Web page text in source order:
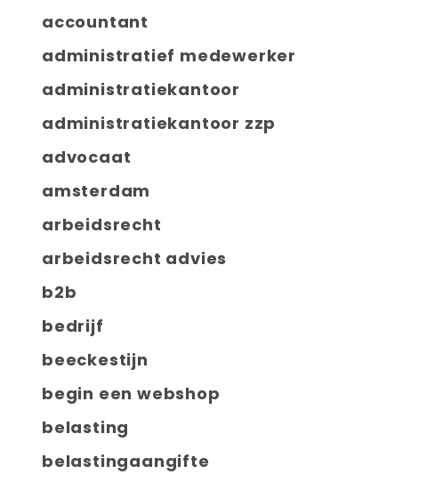
accountant
administratief medewerker
administratiekantoor
administratiekantoor zzp
advocaat
amsterdam
arbeidsrecht
arbeidsrecht advies
b2b
bedrijf
beeckestijn
begin een webshop
belasting
belastingaangifte